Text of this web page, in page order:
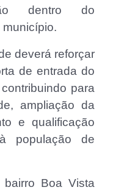
dentro do
deverá reforçar
de entrada do
para
ampliação da
e qualificação
população de
Boa Vista